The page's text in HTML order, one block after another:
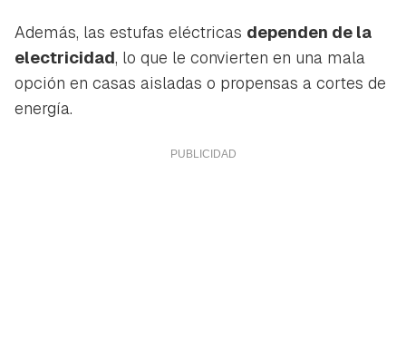
Además, las estufas eléctricas dependen de la
electricidad, lo que le convierten en una mala
opción en casas aisladas o propensas a cortes de
energía.